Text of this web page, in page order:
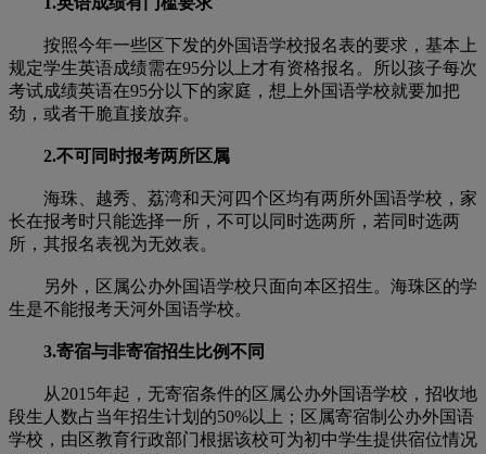
按照今年一些区下发的外国语学校报名表的要求，基本上
规定学生英语成绩需在95分以上才有资格报名。所以孩子每次
考试成绩英语在95分以下的家庭，想上外国语学校就要加把
劲，或者干脆直接放弃。
2.不可同时报考两所区属
海珠、越秀、荔湾和天河四个区均有两所外国语学校，家
长在报考时只能选择一所，不可以同时选两所，若同时选两
所，其报名表视为无效表。
另外，区属公办外国语学校只面向本区招生。海珠区的学
生是不能报考天河外国语学校。
3.寄宿与非寄宿招生比例不同
从2015年起，无寄宿条件的区属公办外国语学校，招收地
段生人数占当年招生计划的50%以上；区属寄宿制公办外国语
学校，由区教育行政部门根据该校可为初中学生提供宿位情况